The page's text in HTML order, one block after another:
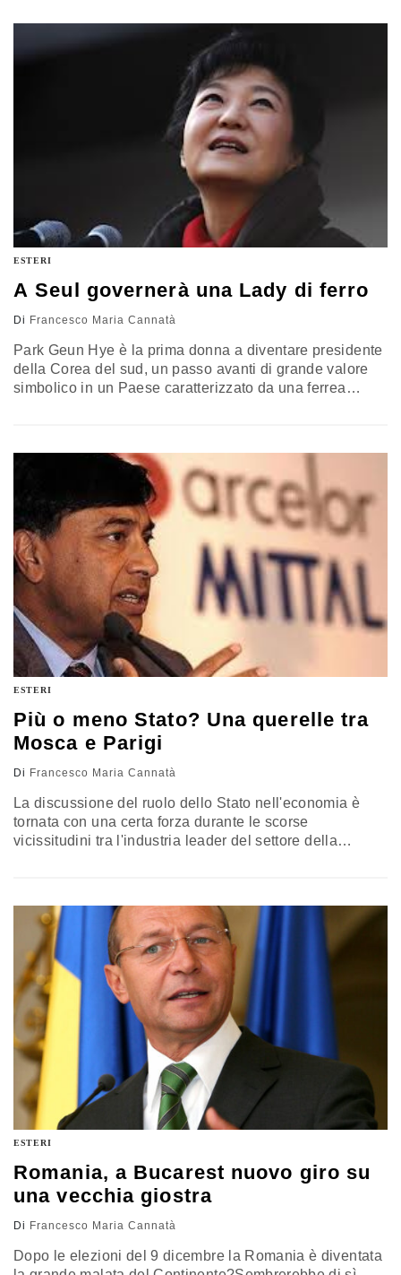
amicizia con Gerard Depardieu. L’attore francese di
recente si era…
ESTERI
A Seul governerà una Lady di ferro
Di Francesco Maria Cannatà
Park Geun Hye è la prima donna a diventare presidente
della Corea del sud, un passo avanti di grande valore
simbolico in un Paese caratterizzato da una ferrea
asiatico è alla ricerca di un nuovo modello, sottolineano
Financial Times e le Monde.…
ESTERI
Più o meno Stato? Una querelle tra
Mosca e Parigi
Di Francesco Maria Cannatà
La discussione del ruolo dello Stato nell'economia è
tornata con una certa forza durante le scorse
vicissitudini tra l'industria leader del settore della
trattativa sul futuro dello stabilimento di Florange, il
politico socialista si era espresso per la
nazionalizzazione temporale dell'impresa di proprietà
dell'imprenditore…
ESTERI
Romania, a Bucarest nuovo giro su
una vecchia giostra
Di Francesco Maria Cannatà
Dopo le elezioni del 9 dicembre la Romania è diventata